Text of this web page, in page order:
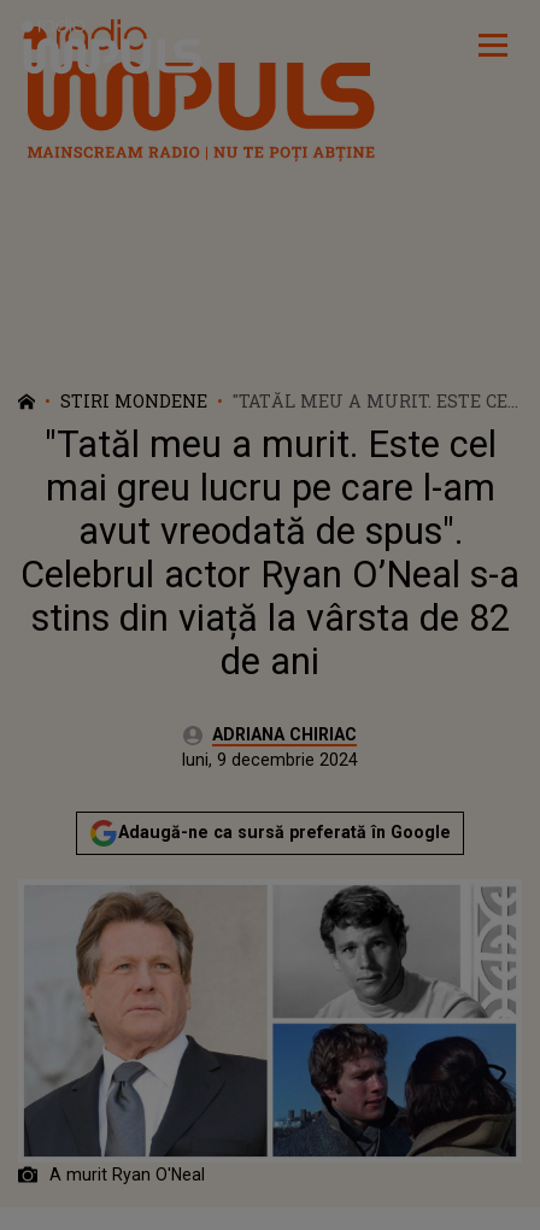
Radio Impuls
STIRI MONDENE
"TATĂL MEU A MURIT. ESTE CEL
MAI GREU LUCRU PE CARE L-
AM AVUT VREODATĂ DE SPUS".
CELEBRUL ACTOR RYAN O’NEAL
S-A STINS DIN VIAȚĂ LA
VÂRSTA DE 82 DE ANI
"Tatăl meu a murit. Este cel
mai greu lucru pe care l-am
avut vreodată de spus".
Celebrul actor Ryan O’Neal s-a
stins din viață la vârsta de 82
de ani
Autor:ADRIANA CHIRIAC
sâmbătă, 9 decembrie 2023
Actualizat:
luni, 9 decembrie 2024
Adaugă-ne ca sursă preferată în Google
A murit Ryan O'Neal